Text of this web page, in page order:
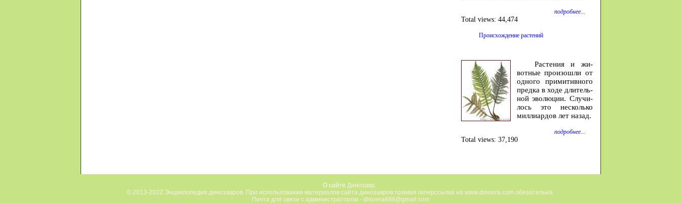
подробнее...
Total views: 44,474
Происхождение растений
Расте­ния и жи­
вотные про­изошли от
од­ного при­ми­тив­ного
предка в ходе дли­тель­
ной эволю­ции. Случи­
лось это не­сколько
милли­ар­дов лет на­зад.
подробнее...
Total views: 37,190
О сайте Динозавр.
© 2013-2022 Энциклопедия динозавров. При использовании материалов сайта динозавров прямая гиперссылка на www.dinoera.com обязательна.
Почта для связи с администратором - dinoera888@gmail.com